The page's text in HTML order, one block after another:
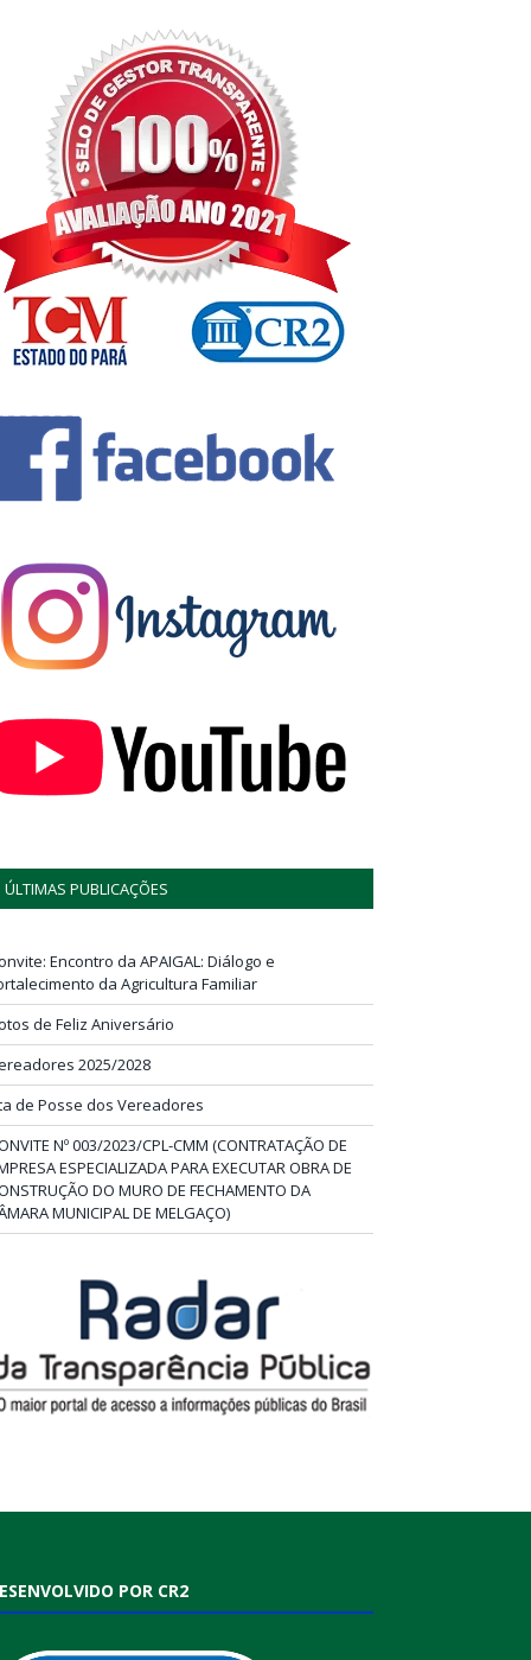
ÚLTIMAS PUBLICAÇÕES
Encontro da APAIGAL: Diálogo e
da Agricultura Familiar
de Feliz Aniversário
2025/2028
de Posse dos Vereadores
Nº 003/2023/CPL-CMM (CONTRATAÇÃO DE
ESPECIALIZADA PARA EXECUTAR OBRA DE
DO MURO DE FECHAMENTO DA
MUNICIPAL DE MELGAÇO)
POR CR2